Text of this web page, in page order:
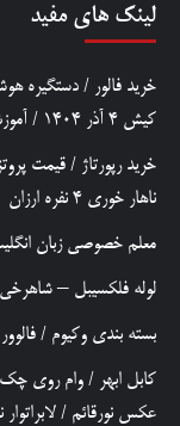
لینک های مفید
خرید فالور / دستگیره
کیش 4 آذر 1404
/
خرید رپورتاژ / قیمت
ناهار خوری 4 نفره ارزان
معلم خصوصی زبان
لوله فلکسیبل – شاهرخی
بسته بندی وکیوم /
کابل ابهر / وام روی چک
عکس نورقائم / لابراتوار